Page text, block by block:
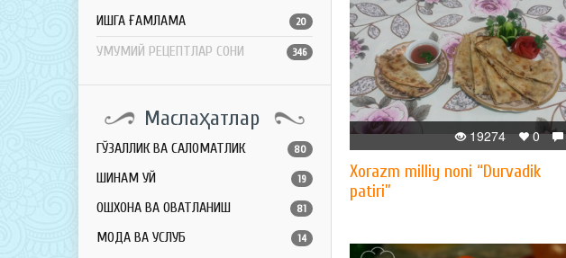
ҚИШГА ҒАМЛАМА 20
УМУМИЙ РЕЦЕПТЛАР СОНИ 346
Маслаҳатлар
ГЎЗАЛЛИК ВА САЛОМАТЛИК 80
ШИНАМ УЙ 19
ОШХОНА ВА ОВҚАТЛАНИШ 81
МОДА ВА УСЛУБ 14
0
19274
Xorazm milliy noni “Durvadik
patiri”